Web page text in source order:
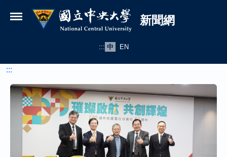
國立中央大學新聞網
新聞網
::: 中 EN
:::